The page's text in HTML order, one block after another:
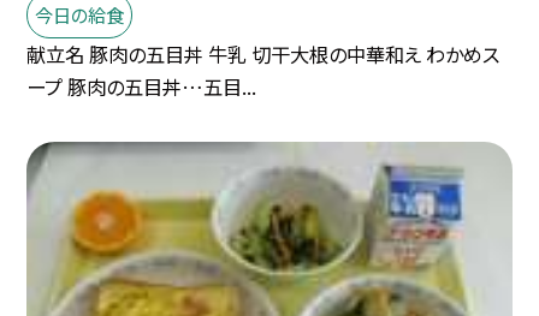
今日の給食
献立名 豚肉の五目丼 牛乳 切干大根の中華和え わかめス
ープ 豚肉の五目丼…五目...